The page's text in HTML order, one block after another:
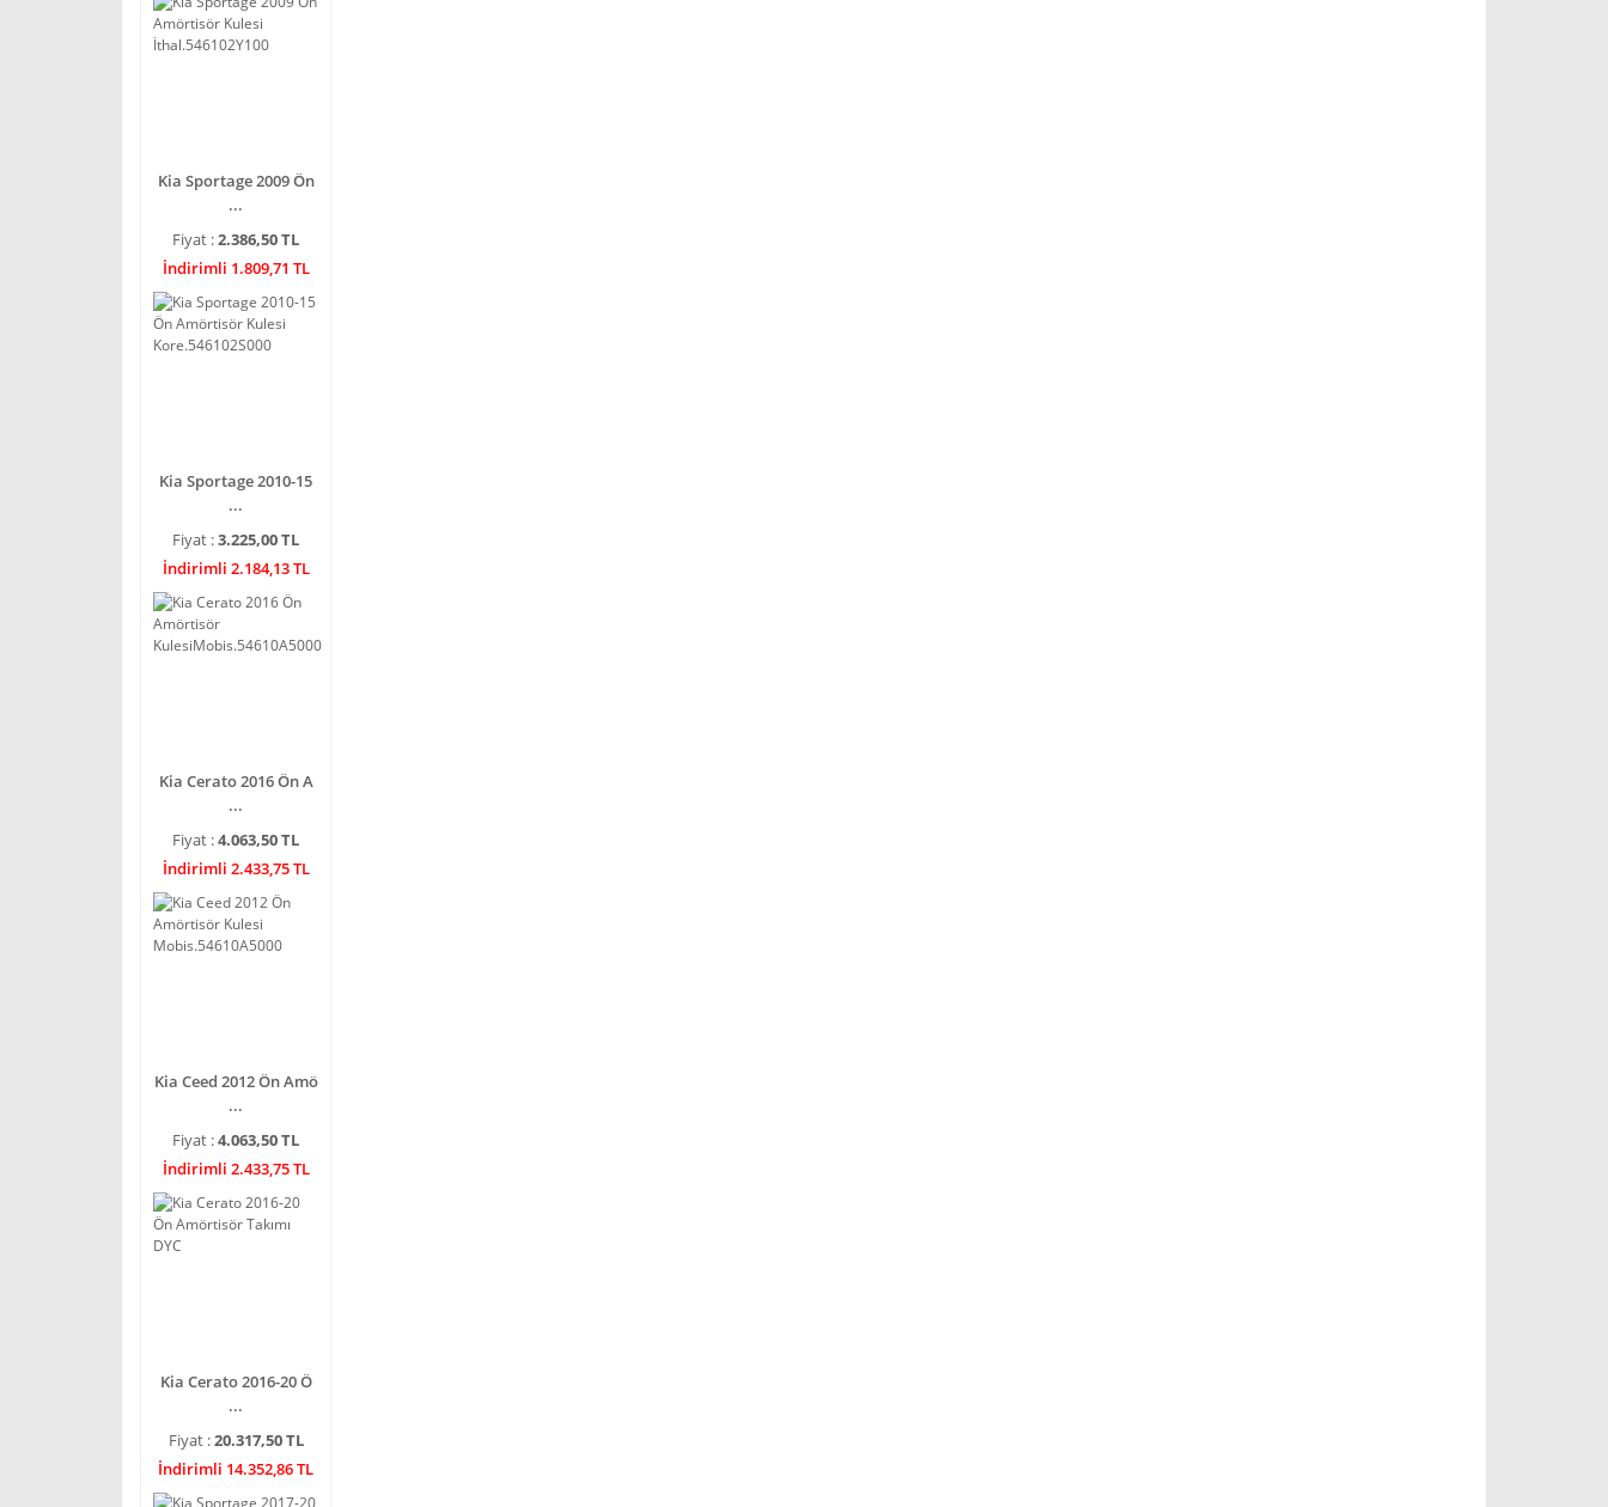
Kia Sportage 2009 Ön
...
Fiyat :2.386,50 TL
İndirimli 1.809,71 TL
Kia Sportage 2010-15
...
Fiyat :3.225,00 TL
İndirimli 2.184,13 TL
Kia Cerato 2016 Ön A
...
Fiyat :4.063,50 TL
İndirimli 2.433,75 TL
Kia Ceed 2012 Ön Amö
...
Fiyat :4.063,50 TL
İndirimli 2.433,75 TL
Kia Cerato 2016-20 Ö
...
Fiyat :20.317,50 TL
İndirimli 14.352,86 TL